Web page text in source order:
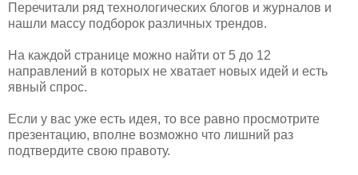
Перечитали ряд технологических блогов и журналов и
нашли массу подборок различных трендов.
На каждой странице можно найти от 5 до 12
направлений в которых не хватает новых идей и есть
явный спрос.
Если у вас уже есть идея, то все равно просмотрите
презентацию, вполне возможно что лишний раз
подтвердите свою правоту.